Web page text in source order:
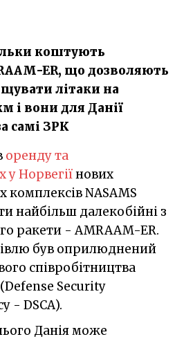
коштують
ER, що дозволяють
літаки на
і вони для Данії
самі ЗРК
оренду та
у Норвегіїнових
комплексів NASAMS
найбільш далекобійні з
ракети - AMRAAM-ER.
був оприлюднений
співробітництва
Security
- DSCA).
Данія може